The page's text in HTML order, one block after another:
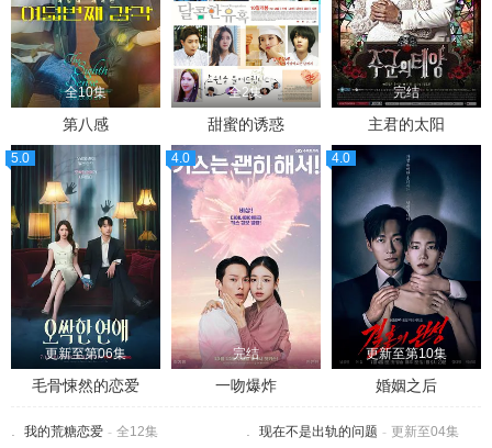
全10集
第八感
全2集
甜蜜的诱惑
完结
主君的太阳
5.0
更新至第06集
毛骨悚然的恋爱
4.0
完结
一吻爆炸
4.0
更新至第10集
婚姻之后
我的荒糖恋爱 - 全12集 现在不是出轨的问题 - 更新至04集